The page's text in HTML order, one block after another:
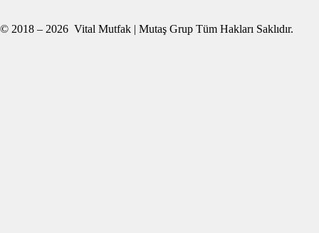
© 2018 – 2026 Vital Mutfak | Mutaş Grup Tüm Hakları Saklıdır.